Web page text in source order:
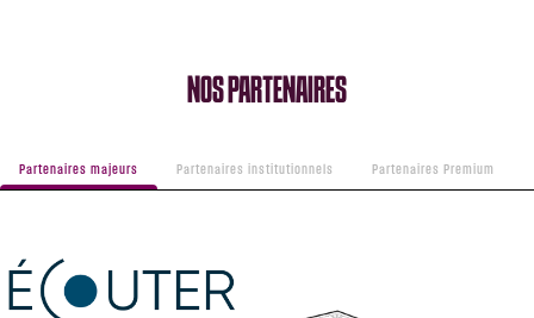
NOS PARTENAIRES
Partenaires majeurs Partenaires institutionnels Partenaires Premium